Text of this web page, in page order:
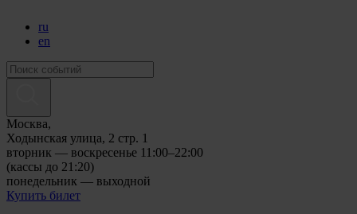
ru
en
Москва,
Ходынская улица, 2 стр. 1
вторник — воскресенье 11:00–22:00
(кассы до 21:20)
понедельник — выходной
Купить билет